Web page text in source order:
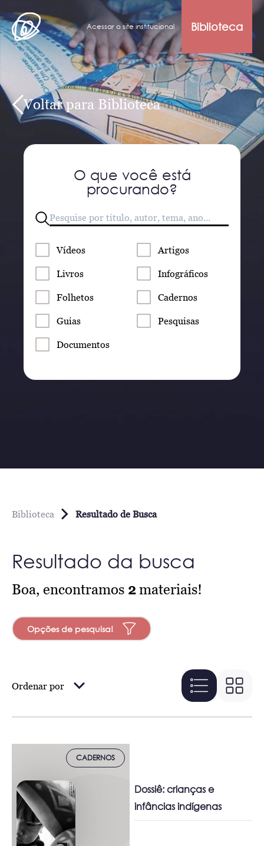
Acessar o site institucional Biblioteca
Voltar para Biblioteca
O que você está
procurando?
Vídeos Artigos
Livros Infográficos
Folhetos Cadernos
Guias Pesquisas
Documentos
Biblioteca Resultado de Busca
Resultado da busca
Boa, encontramos 2materiais!
Opções de pesquisa!
Ordenar por
CADERNOS
Dossiê: crianças e
infâncias indígenas